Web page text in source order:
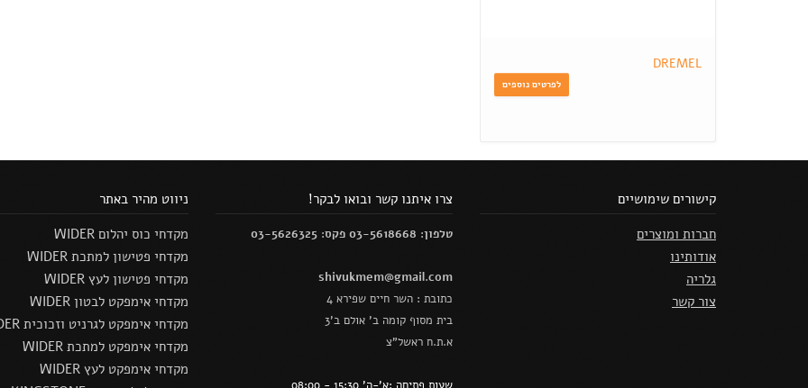
DREMEL
לפרטים נוספים
קישורים שימושיים
חברות ומוצרים
אודותינו
גלריה
צור קשר
צרו איתנו קשר ובואו לבקר!
טלפון: 03-5618668 פקס: 03-5626325
shivukmem@gmail.com
כתובת : השר חיים שפירא 4
בית מסוף קומה ב' אולם ב'3
א.ת.ח ראשל"צ
ניווט מהיר באתר
מקדחי כוס יהלום WIDER
מקדחי פטישון למתכת WIDER
מקדחי פטישון לעץ WIDER
מקדחי אימפקט לבטון WIDER
מקדחי אימפקט לגרניט וזכוכית WIDER
מקדחי אימפקט למתכת WIDER
מקדחי אימפקט לעץ WIDER